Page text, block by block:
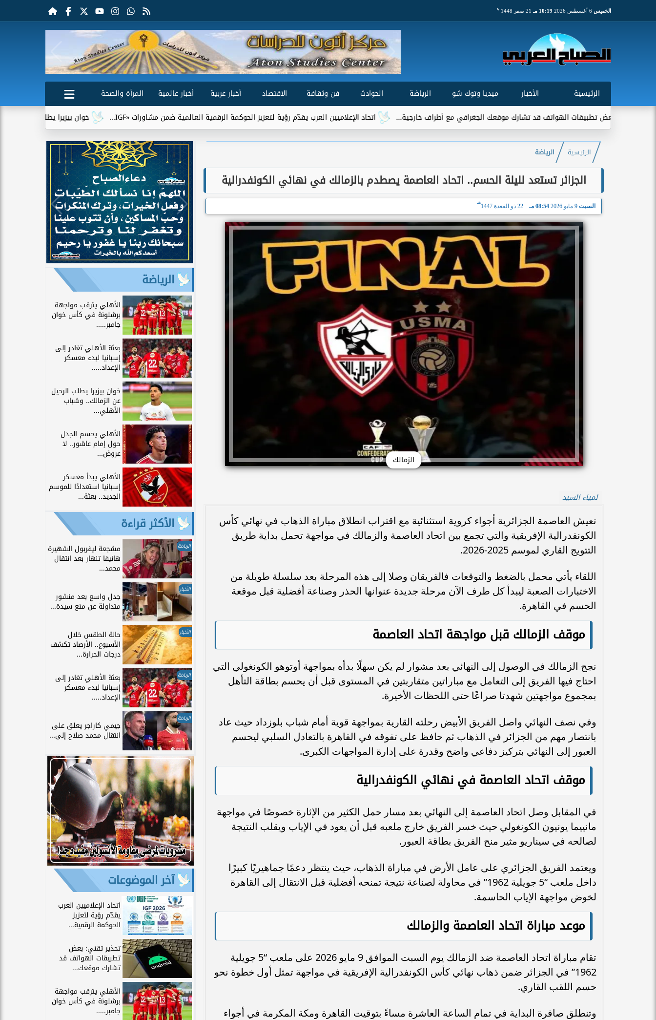
الخميس 10:19 مـ 21 صفر 1448 هـ
الرئيسية الأخبار ميديا وتوك شو الرياضة الحوادث فن وثقافة الاقتصاد أخبار عربية أخبار عالمية
المرأة والصحة
خوان بيزيرا يطلب الرحيل عن الزمالك.. وشباب
اتحاد الإعلاميين العرب يقدّم رؤية لتعزيز الحوكمة الرقمية العالمية ضمن مشاورات «IGF... الهواتف قد تشارك موقعك الجغرافي مع أطراف خارجية...
الرئيسية الرياضة
الجزائر تستعد لليلة الحسم.. اتحاد العاصمة يصطدم بالزمالك في نهائي الكونفدرالية
السبت 9 مايو 2026 08:54 مـ 22 ذو القعدة 1447
هـ
الزمالك
لمياء السيد
تعيش العاصمة الجزائرية أجواء كروية استثنائية مع اقتراب انطلاق مباراة الذهاب في نهائي كأس
الكونفدرالية الإفريقية والتي تجمع بين اتحاد العاصمة والزمالك في مواجهة تحمل بداية طريق
التتويج القاري لموسم 2025-2026.
اللقاء يأتي محمل بالضغط والتوقعات فالفريقان وصلا إلى هذه المرحلة بعد سلسلة طويلة من
الاختبارات الصعبة ليبدأ كل طرف الآن مرحلة جديدة عنوانها الحذر وصناعة أفضلية قبل موقعة
الحسم في القاهرة.
موقف الزمالك قبل مواجهة اتحاد العاصمة
نجح الزمالك في الوصول إلى النهائي بعد مشوار لم يكن سهلًا بدأه بمواجهة أوتوهو الكونغولي التي
احتاج فيها الفريق إلى التعامل مع مباراتين متقاربتين في المستوى قبل أن يحسم بطاقة التأهل
بمجموع مواجهتين شهدتا صراعًا حتى اللحظات الأخيرة.
وفي نصف النهائي واصل الفريق الأبيض رحلته القارية بمواجهة قوية أمام شباب بلوزداد حيث عاد
بانتصار مهم من الجزائر في الذهاب ثم حافظ على تفوقه في القاهرة بالتعادل السلبي ليحسم
العبور إلى النهائي بتركيز دفاعي واضح وقدرة على إدارة المواجهات الكبرى.
موقف اتحاد العاصمة في نهائي الكونفدرالية
في المقابل وصل اتحاد العاصمة إلى النهائي بعد مسار حمل الكثير من الإثارة خصوصًا في مواجهة
مانييما يونيون الكونغولي حيث خسر الفريق خارج ملعبه قبل أن يعود في الإياب ويقلب النتيجة
لصالحه في سيناريو مثير منح الفريق بطاقة العبور.
ويعتمد الفريق الجزائري على عامل الأرض في مباراة الذهاب، حيث ينتظر دعمًا جماهيريًا كبيرًا
داخل ملعب “5 جويلية 1962” في محاولة لصناعة نتيجة تمنحه أفضلية قبل الانتقال إلى القاهرة
لخوض مواجهة الإياب الحاسمة.
موعد مباراة اتحاد العاصمة والزمالك
تقام مباراة اتحاد العاصمة ضد الزمالك يوم السبت الموافق 9 مايو 2026 على ملعب “5 جويلية
1962” في الجزائر ضمن ذهاب نهائي كأس الكونفدرالية الإفريقية في مواجهة تمثل أول خطوة نحو
حسم اللقب القاري.
وتنطلق صافرة البداية في تمام الساعة العاشرة مساءً بتوقيت القاهرة ومكة المكرمة في أجواء
الرياضة
الأهلي يترقب مواجهة
برشلونة في كأس خوان
جامبر.....
بعثة الأهلي تغادر إلى
إسبانيا لبدء معسكر
الإعداد.....
خوان بيزيرا يطلب الرحيل
عن الزمالك.. وشباب
الأهلي...
الأهلي يحسم الجدل
حول إمام عاشور.. لا
عروض...
الأهلي يبدأ معسكر
إسبانيا استعدادًا للموسم
الجديد.. بعثة...
الأكثر قراءة
الرياضة مشجعة ليفربول الشهيرة
هانيفا تنهار بعد انتقال
محمد...
الأخبار
جدل واسع بعد منشور
متداولة عن منع سيدة...
الأخبار حالة الطقس خلال
الأسبوع.. الأرصاد تكشف
درجات الحرارة...
الرياضة بعثة الأهلي تغادر إلى
إسبانيا لبدء معسكر
الإعداد.....
الرياضة
جيمي كاراجر يعلق على
انتقال محمد صلاح إلى...
آخر الموضوعات
اتحاد الإعلاميين العرب
يقدّم رؤية لتعزيز
الحوكمة الرقمية...
تحذير تقني: بعض
تطبيقات الهواتف قد
تشارك موقعك...
الأهلي يترقب مواجهة
برشلونة في كأس خوان
جامبر.....